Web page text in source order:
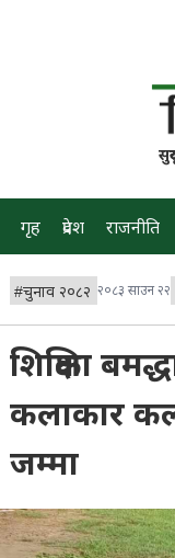
गृह प्रदेश राजनीति
#चुनाव २०८२ २०८३ साउन २२
शिक्षिका
कलाकार
जम्मा